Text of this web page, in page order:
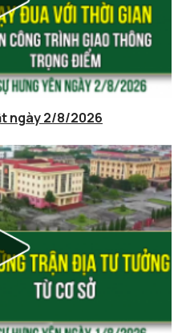
ngày 2/8/2026